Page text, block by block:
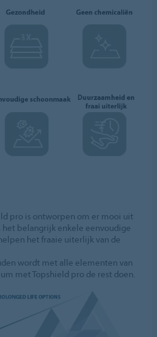
pro is ontworpen om er mooi uit
belangrijk enkele eenvoudige
het fraaie uiterlijk van de
wordt met alle elementen van
met Topshield pro de rest doen.